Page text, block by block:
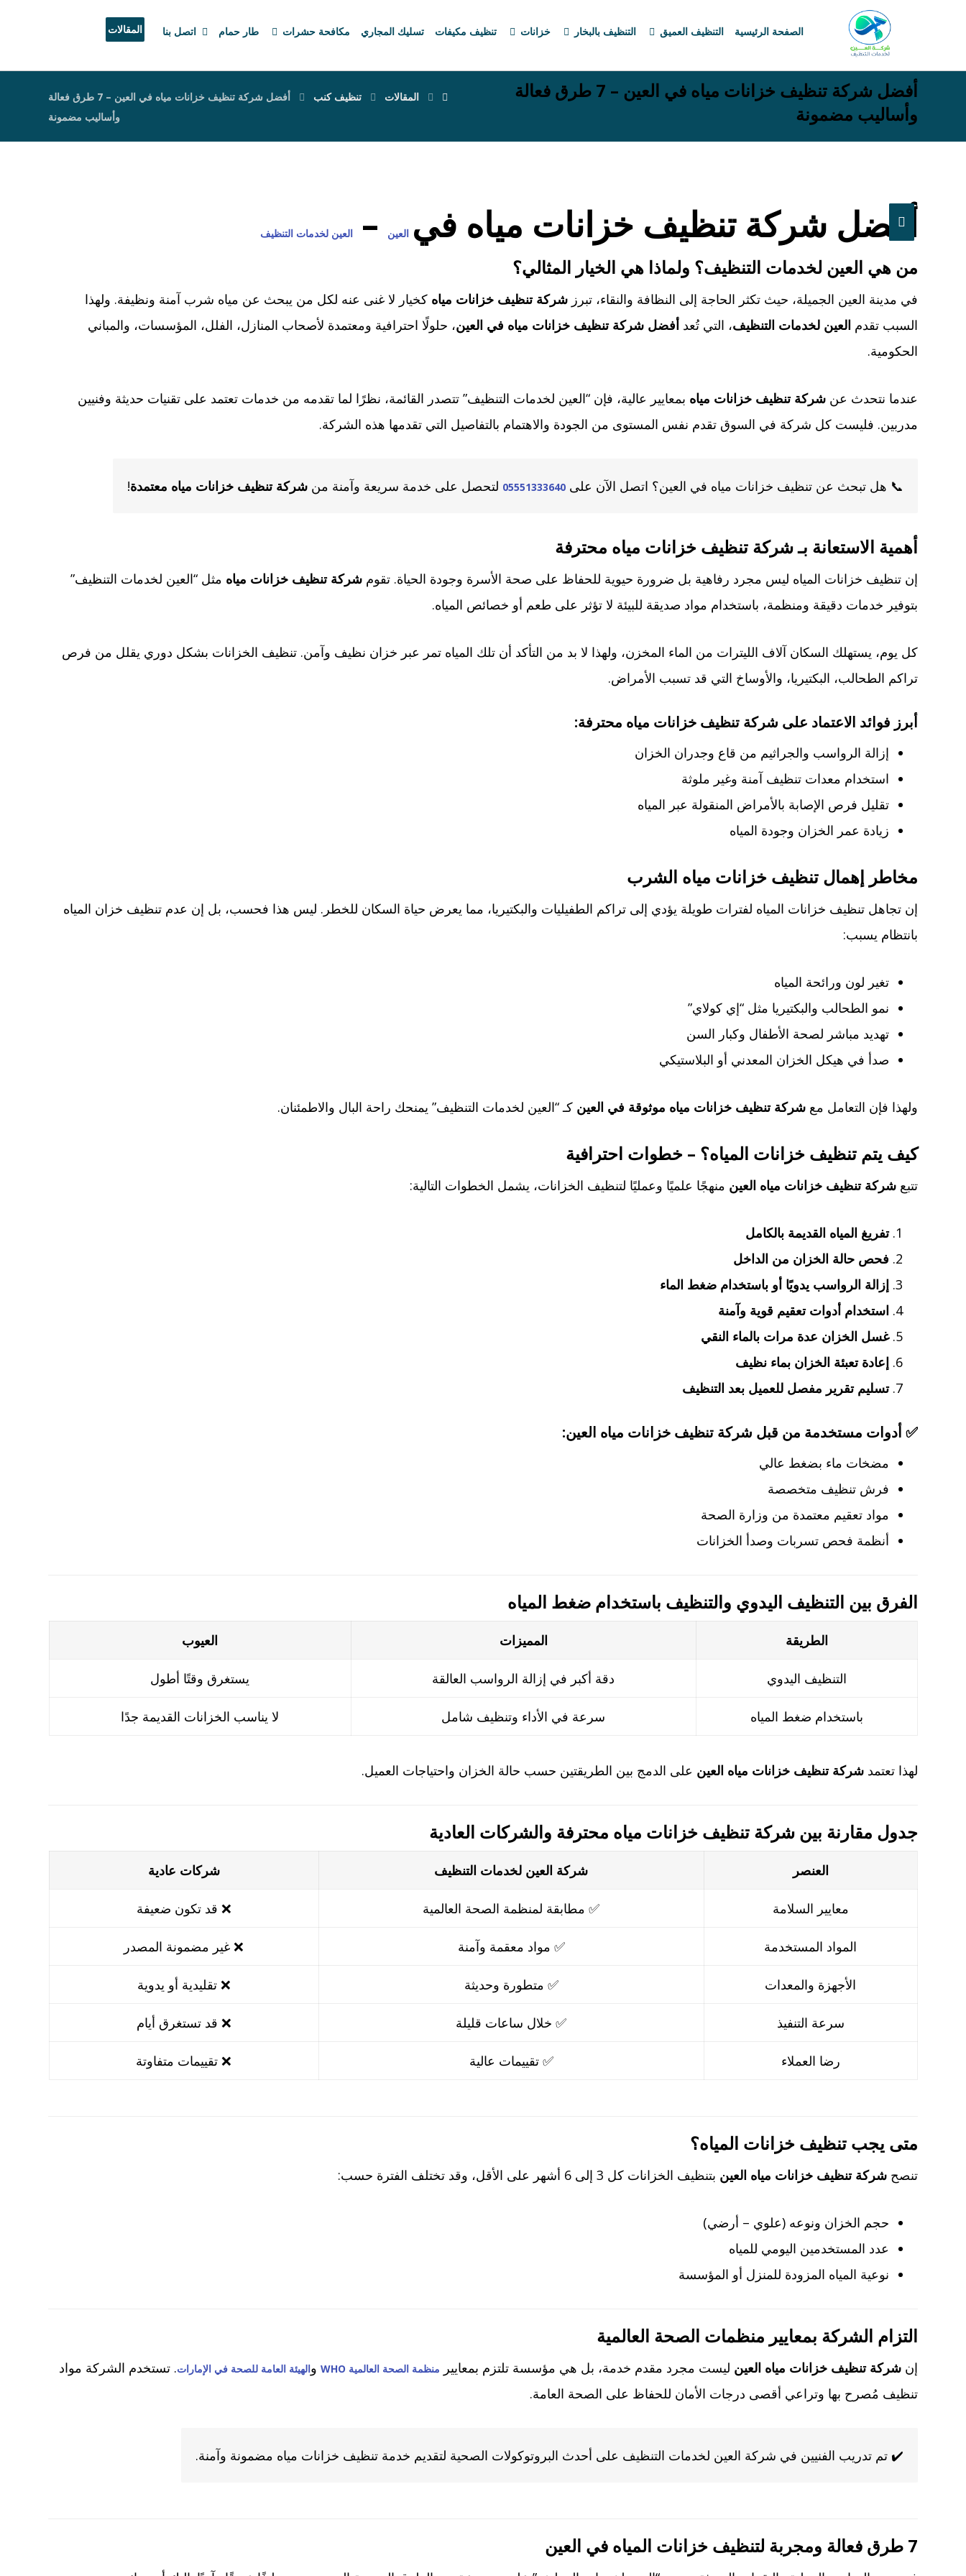
الصفحة الرئيسية التنظيف العميق التنظيف بالبخار خزانات تنظيف مكيفات تسليك المجاري مكافحة حشرات طار حمام اتصل بنا المقالات
أفضل شركة تنظيف خزانات مياه في العين – 7 طرق فعالة
وأساليب مضمونة
المقالات تنظيف كنب
أفضل شركة تنظيف خزانات مياه في العين – 7 طرق فعالة
وأساليب مضمونة
أفضل شركة تنظيف خزانات مياه في العين –العين لخدمات التنظيف
من هي العين لخدمات التنظيف؟ ولماذا هي الخيار المثالي؟
في مدينة العين الجميلة، حيث تكثر الحاجة إلى النظافة والنقاء، تبرزشركة تنظيف خزانات مياه كخيار لا غنى عنه لكل من يبحث عن مياه شرب آمنة ونظيفة. ولهذا
السبب تقدم العين لخدمات التنظيف، التي تُعدأفضل شركة تنظيف خزانات مياه في العين، حلولًا احترافية ومعتمدة لأصحاب المنازل، الفلل، المؤسسات، والمباني
الحكومية.
عندما نتحدث عنشركة تنظيف خزانات مياه بمعايير عالية، فإن “العين لخدمات التنظيف” تتصدر القائمة، نظرًا لما تقدمه من خدمات تعتمد على تقنيات حديثة وفنيين
مدربين. فليست كل شركة في السوق تقدم نفس المستوى من الجودة والاهتمام بالتفاصيل التي تقدمها هذه الشركة.
📞 هل تبحث عن تنظيف خزانات مياه في العين؟ اتصل الآن على05551333640 لتحصل على خدمة سريعة وآمنة منشركة تنظيف خزانات مياه معتمدة!
أهمية الاستعانة بـ شركة تنظيف خزانات مياه محترفة
إن تنظيف خزانات المياه ليس مجرد رفاهية بل ضرورة حيوية للحفاظ على صحة الأسرة وجودة الحياة. تقومشركة تنظيف خزانات مياه مثل “العين لخدمات التنظيف”
بتوفير خدمات دقيقة ومنظمة، باستخدام مواد صديقة للبيئة لا تؤثر على طعم أو خصائص المياه.
كل يوم، يستهلك السكان آلاف الليترات من الماء المخزن، ولهذا لا بد من التأكد أن تلك المياه تمر عبر خزان نظيف وآمن. تنظيف الخزانات بشكل دوري يقلل من فرص
تراكم الطحالب، البكتيريا، والأوساخ التي قد تسبب الأمراض.
أبرز فوائد الاعتماد على شركة تنظيف خزانات مياه محترفة:
إزالة الرواسب والجراثيم من قاع وجدران الخزان
استخدام معدات تنظيف آمنة وغير ملوثة
تقليل فرص الإصابة بالأمراض المنقولة عبر المياه
زيادة عمر الخزان وجودة المياه
مخاطر إهمال تنظيف خزانات مياه الشرب
إن تجاهل تنظيف خزانات المياه لفترات طويلة يؤدي إلى تراكم الطفيليات والبكتيريا، مما يعرض حياة السكان للخطر. ليس هذا فحسب، بل إن عدم تنظيف خزان المياه
بانتظام يسبب:
تغير لون ورائحة المياه
نمو الطحالب والبكتيريا مثل “إي كولاي”
تهديد مباشر لصحة الأطفال وكبار السن
صدأ في هيكل الخزان المعدني أو البلاستيكي
ولهذا فإن التعامل معشركة تنظيف خزانات مياه موثوقة في العين كـ “العين لخدمات التنظيف” يمنحك راحة البال والاطمئنان.
كيف يتم تنظيف خزانات المياه؟ – خطوات احترافية
تتبعشركة تنظيف خزانات مياه العين منهجًا علميًا وعمليًا لتنظيف الخزانات، يشمل الخطوات التالية:
تفريغ المياه القديمة بالكامل
فحص حالة الخزان من الداخل
إزالة الرواسب يدويًا أو باستخدام ضغط الماء
استخدام أدوات تعقيم قوية وآمنة
غسل الخزان عدة مرات بالماء النقي
إعادة تعبئة الخزان بماء نظيف
تسليم تقرير مفصل للعميل بعد التنظيف
✅ أدوات مستخدمة من قبل شركة تنظيف خزانات مياه العين:
مضخات ماء بضغط عالي
فرش تنظيف متخصصة
مواد تعقيم معتمدة من وزارة الصحة
أنظمة فحص تسربات وصدأ الخزانات
الفرق بين التنظيف اليدوي والتنظيف باستخدام ضغط المياه
الطريقة المميزات العيوب
التنظيف اليدوي دقة أكبر في إزالة الرواسب العالقة يستغرق وقتًا أطول
باستخدام ضغط المياه سرعة في الأداء وتنظيف شامل لا يناسب الخزانات القديمة جدًا
لهذا تعتمدشركة تنظيف خزانات مياه العين على الدمج بين الطريقتين حسب حالة الخزان واحتياجات العميل.
جدول مقارنة بين شركة تنظيف خزانات مياه محترفة والشركات العادية
العنصر شركة العين لخدمات التنظيف شركات عادية
معايير السلامة ✅ مطابقة لمنظمة الصحة العالمية ❌ قد تكون ضعيفة
المواد المستخدمة ✅ مواد معقمة وآمنة ❌ غير مضمونة المصدر
الأجهزة والمعدات ✅ متطورة وحديثة ❌ تقليدية أو يدوية
سرعة التنفيذ ✅ خلال ساعات قليلة ❌ قد تستغرق أيام
رضا العملاء ✅ تقييمات عالية ❌ تقييمات متفاوتة
متى يجب تنظيف خزانات المياه؟
تنصحشركة تنظيف خزانات مياه العين بتنظيف الخزانات كل 3 إلى 6 أشهر على الأقل، وقد تختلف الفترة حسب:
حجم الخزان ونوعه (علوي – أرضي)
عدد المستخدمين اليومي للمياه
نوعية المياه المزودة للمنزل أو المؤسسة
التزام الشركة بمعايير منظمات الصحة العالمية
إنشركة تنظيف خزانات مياه العين ليست مجرد مقدم خدمة، بل هي مؤسسة تلتزم بمعايير منظمة الصحة العالمية WHO والهيئة العامة للصحة في الإمارات. تستخدم الشركة مواد
تنظيف مُصرح بها وتراعي أقصى درجات الأمان للحفاظ على الصحة العامة.
✔️ تم تدريب الفنيين في شركة العين لخدمات التنظيف على أحدث البروتوكولات الصحية لتقديم خدمة تنظيف خزانات مياه مضمونة وآمنة.
7 طرق فعالة ومجربة لتنظيف خزانات المياه في العين